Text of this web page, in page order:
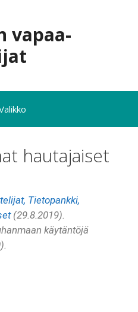
vapaa-
hautajaiset
Tietopankki,
(29.8.2019).
käytäntöjä